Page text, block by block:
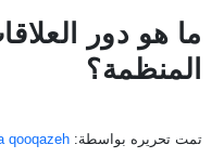
ما هو دور
المنظمة؟
تمت تحريره بواسطة: qooqazeh